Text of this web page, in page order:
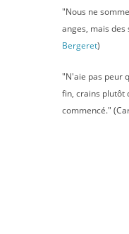
"Nous ne
anges, mais des
Bergeret)
"N'aie pas peur
fin, crains plutôt
commencé."